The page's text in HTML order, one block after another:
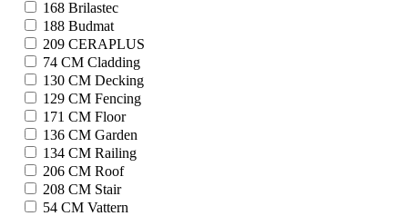
168 Brilastec
188 Budmat
209 CERAPLUS
74 CM Cladding
130 CM Decking
129 CM Fencing
171 CM Floor
136 CM Garden
134 CM Railing
206 CM Roof
208 CM Stair
54 CM Vattern